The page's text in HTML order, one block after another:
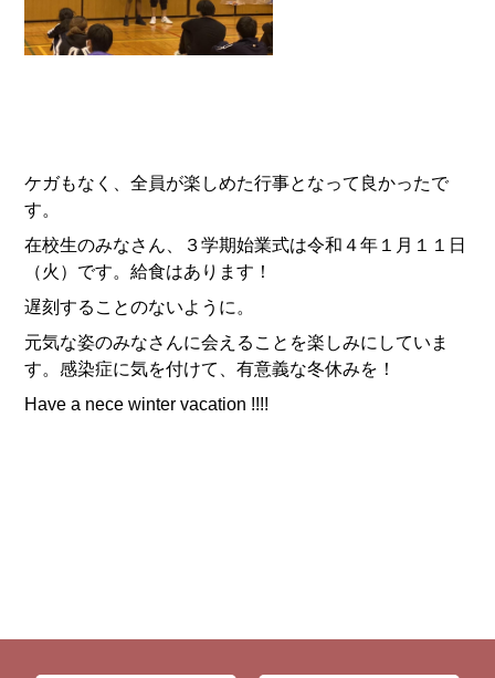
ケガもなく、全員が楽しめた行事となって良かったで
す。
在校生のみなさん、３学期始業式は令和４年１月１１日
（火）です。給食はあります！
遅刻することのないように。
元気な姿のみなさんに会えることを楽しみにしていま
す。感染症に気を付けて、有意義な冬休みを！
Have a nece winter vacation !!!!